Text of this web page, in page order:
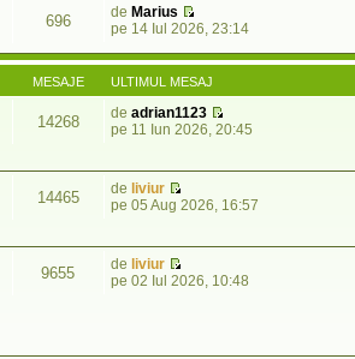
696 de Marius
pe 14 Iul 2026, 23:14
MESAJE ULTIMUL MESAJ
14268 de adrian1123
pe 11 Iun 2026, 20:45
14465 de liviur
pe 05 Aug 2026, 16:57
9655 de liviur
pe 02 Iul 2026, 10:48